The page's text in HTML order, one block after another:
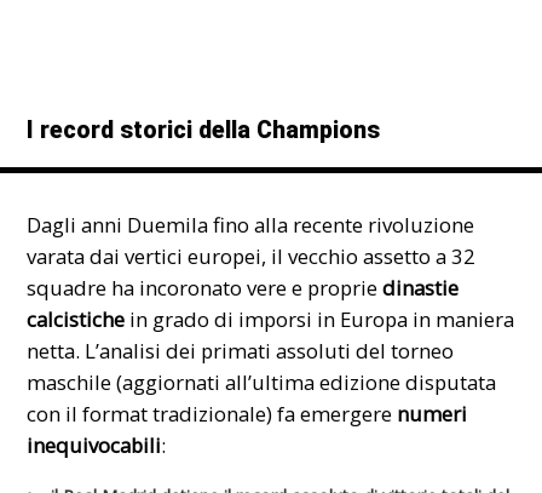
I record storici della Champions
Dagli anni Duemila fino alla recente rivoluzione
varata dai vertici europei, il vecchio assetto a 32
squadre ha incoronato vere e propriedinastie
calcistiche in grado di imporsi in Europa in maniera
netta. L’analisi dei primati assoluti del torneo
maschile (aggiornati all’ultima edizione disputata
con il format tradizionale) fa emergere numeri
inequivocabili: